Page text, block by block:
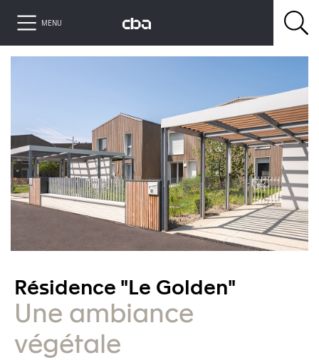
MENU
Résidence "Le Golden"
Une ambiance
végétale